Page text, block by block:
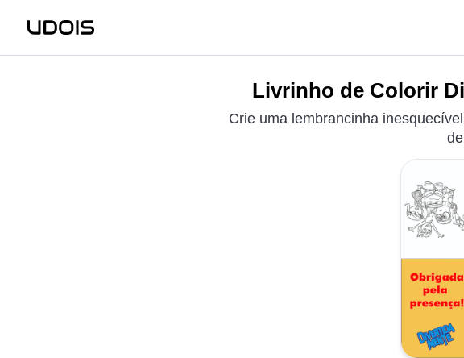
Livrinho de Colorir
Crie uma lembrancinha